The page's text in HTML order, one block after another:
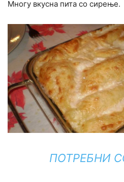
Многу вкусна пита со сирење.
ПОТРЕБНИ